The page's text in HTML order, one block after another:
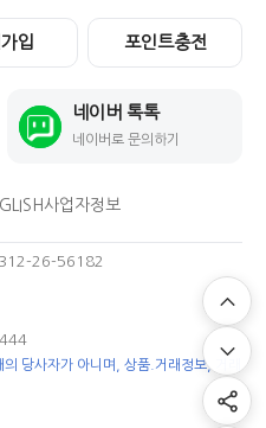
입 포인트충전
네이버 톡톡
네이버로 문의하기
사업자정보
312-26-56182
당사자가 아니며, 상품.거래정보, 거래